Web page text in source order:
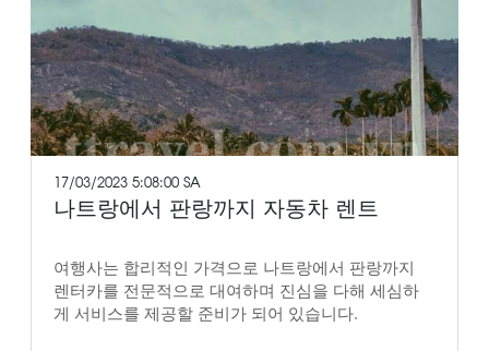
17/03/2023 5:08:00 SA
나트랑에서 판랑까지 자동차 렌트
여행사는 합리적인 가격으로 나트랑에서 판랑까지
렌터카를 전문적으로 대여하며 진심을 다해 세심하
게 서비스를 제공할 준비가 되어 있습니다.